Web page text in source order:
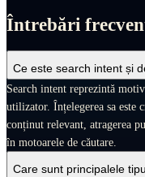
Întrebări
Ce este search intent și
Search intent reprezintă
utilizator. Înțelegerea sa este
conținut relevant, atragerea
în motoarele de căutare.
Care sunt principalele